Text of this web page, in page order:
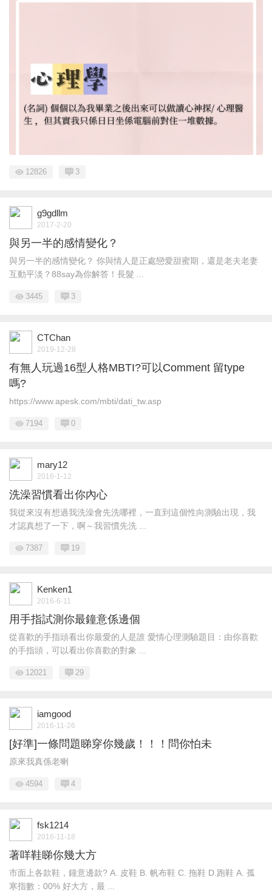
12826 3
g9gdllm
2017-2-20
與另一半的感情變化？
與另一半的感情變化？ 你與情人是正處戀愛甜蜜期，還是老夫老妻
互動平淡？88say為你解答！長髮 ...
3445 3
CTChan
2019-12-28
有無人玩過16型人格MBTI?可以Comment 留type
嗎?
https://www.apesk.com/mbti/dati_tw.asp
7194 0
mary12
2016-1-12
洗澡習慣看出你內心
我從來沒有想過我洗澡會先洗哪裡，一直到這個性向測驗出現，我
才認真想了一下，啊～我習慣先洗 ...
7387 19
Kenken1
2016-6-11
用手指試測你最鐘意係邊個
從喜歡的手指頭看出你最愛的人是誰 愛情心理測驗題目：由你喜歡
的手指頭，可以看出你喜歡的對象 ...
12021 29
iamgood
2016-11-26
[好準]一條問題睇穿你幾歲！！！問你怕未
原來我真係老喇
4594 4
fsk1214
2016-11-18
著咩鞋睇你幾大方
市面上各款鞋，鐘意邊款? A. 皮鞋 B. 帆布鞋 C. 拖鞋 D.跑鞋 A. 孤
寒指數：00% 好大方，最 ...